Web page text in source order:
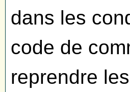
dans les
code de
reprendre